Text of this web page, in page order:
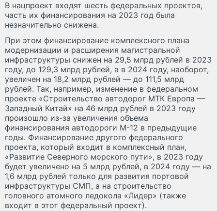
В нацпроект входят шесть федеральных проектов,
часть их финансирования на 2023 год была
незначительно снижена.
При этом финансирование комплексного плана
модернизации и расширения магистральной
инфраструктуры снижен на 29,5 млрд рублей в 2023
году, до 129,3 млрд рублей, а в 2024 году, наоборот,
увеличен на 18,2 млрд рублей — до 111,5 млрд
рублей. Так, например, изменение в федеральном
проекте «Строительство автодорог МТК Европа —
Западный Китай» на 46 млрд рублей в 2023 году
произошло из-за увеличения объема
финансирования автодороги М-12 в предыдущие
годы. Финансирование другого федерального
проекта, который входит в комплексный план,
«Развитие Северного морского пути», в 2023 году
будет увеличено на 5 млрд рублей, в 2024 году — на
1,6 млрд рублей только для развития портовой
инфраструктуры СМП, а на строительство
головного атомного ледокола «Лидер» (также
входит в этот федеральный проект).